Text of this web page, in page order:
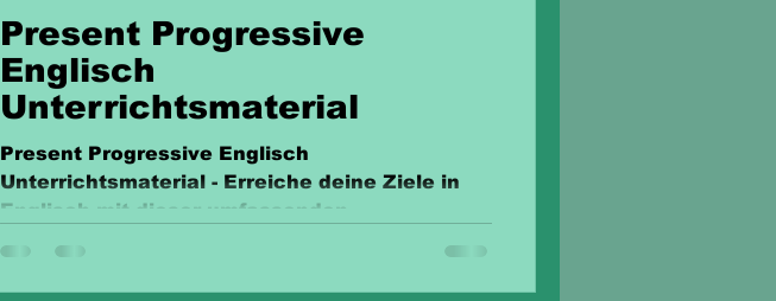
Present Progressive
Englisch
Unterrichtsmaterial
Present Progressive Englisch
Unterrichtsmaterial - Erreiche deine Ziele in
Englisch mit dieser umfassenden